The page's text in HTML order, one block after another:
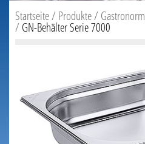
Startseite/ Produkte/ Gastronorm
/ GN-Behälter Serie 7000